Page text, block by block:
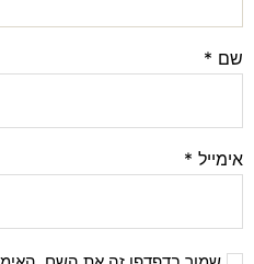
שם *
אימייל *